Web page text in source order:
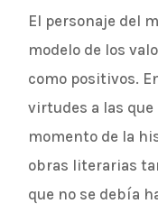
El personaje del
modelo de los
como positivos.
virtudes a las
momento de la
obras literarias
que no se debía